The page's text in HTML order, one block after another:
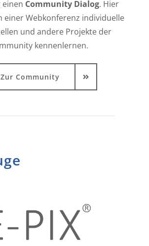
einen Community Dialog. Hier
einer Webkonferenz individuelle
und andere Projekte der
kennenlernen.
Zur Community